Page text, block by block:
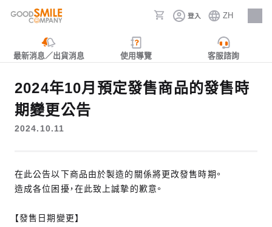
登入 ZH
人才招募
最新消息／出貨消息 使用導覽 客服諮詢
2024年10月預定發售商品的發售時
期變更公告
2024.10.11
在此公告以下商品由於製造的關係將更改發售時期。
造成各位困擾，在此致上誠摯的歉意。
【發售日期變更】